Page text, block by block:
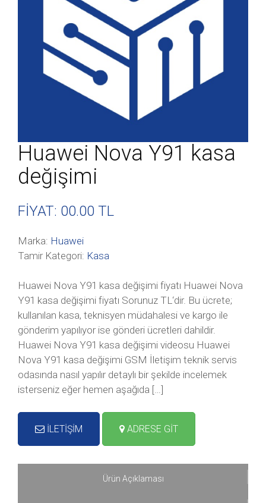
Huawei Nova Y91 kasa
değişimi
FİYAT: 00.00 TL
Marka: Huawei
Tamir Kategori: Kasa
Huawei Nova Y91 kasa değişimi fiyatı Huawei Nova
Y91 kasa değişimi fiyatı Sorunuz TL‘dir. Bu ücrete;
kullanılan kasa, teknisyen müdahalesi ve kargo ile
gönderim yapılıyor ise gönderi ücretleri dahildir.
Huawei Nova Y91 kasa değişimi videosu Huawei
Nova Y91 kasa değişimi GSM İletişim teknik servis
odasında nasıl yapılır detaylı bir şekilde incelemek
isterseniz eğer hemen aşağıda […]
İLETİŞİM ADRESE GİT
Ürün Açıklaması